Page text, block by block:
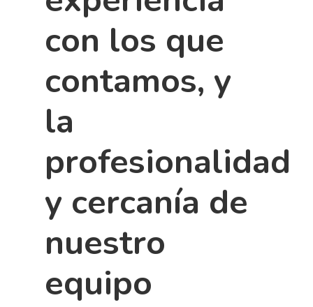
con los que
contamos, y
la
profesionalidad
y cercanía de
nuestro
equipo